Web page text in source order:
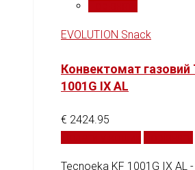
EVOLUTION Snack
Конвектомат газовий
1001G IX AL
€ 2424.95
Tecnoeka KF 1001G IX AL